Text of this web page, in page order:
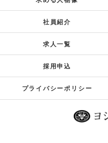
社員紹介
求人一覧
採用申込
プライバシーポリシー